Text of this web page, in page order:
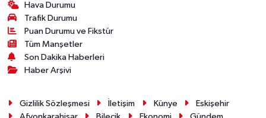
Hava Durumu
Trafik Durumu
Puan Durumu ve Fikstür
Tüm Manşetler
Son Dakika Haberleri
Haber Arşivi
Gizlilik Sözleşmesi İletişim Künye
Eskişehir